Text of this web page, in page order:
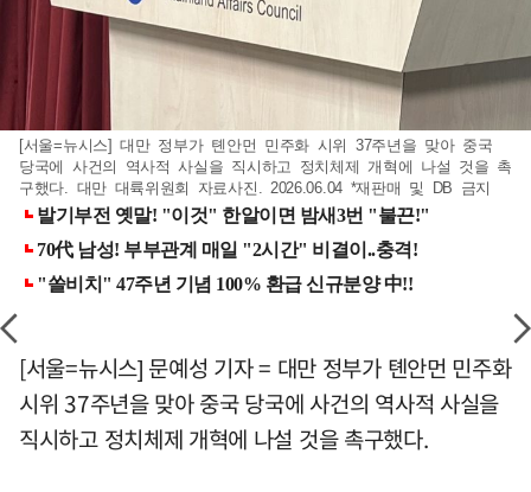
[서울=뉴시스] 대만 정부가 톈안먼 민주화 시위 37주년을 맞아 중국
당국에 사건의 역사적 사실을 직시하고 정치체제 개혁에 나설 것을 촉
구했다. 대만 대륙위원회 자료사진. 2026.06.04 *재판매 및 DB 금지
[서울=뉴시스] 문예성 기자 = 대만 정부가 톈안먼 민주화
시위 37주년을 맞아 중국 당국에 사건의 역사적 사실을
직시하고 정치체제 개혁에 나설 것을 촉구했다.